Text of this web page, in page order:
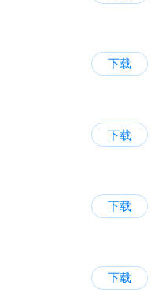
下载
下载
下载
下载